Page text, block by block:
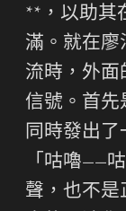
**，以助其
滿。就在廖
流時，外面
信號。首先
同時發出
「咕嚕——
聲，也不是